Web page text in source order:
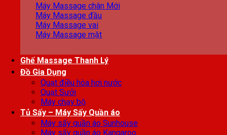
Máy Massage chân
Máy Massage đầu
Máy Massage vai
Máy Massage mặt
Ghế Massage Thanh Lý
Đồ Gia Dụng
Quạt điều hòa hơi nước
Quạt Sưởi
Máy chạy bộ
Tủ Sấy – Máy Sấy Quần áo
Máy sấy quần áo Sunhouse
Máy sấy quần áo Kangaroo